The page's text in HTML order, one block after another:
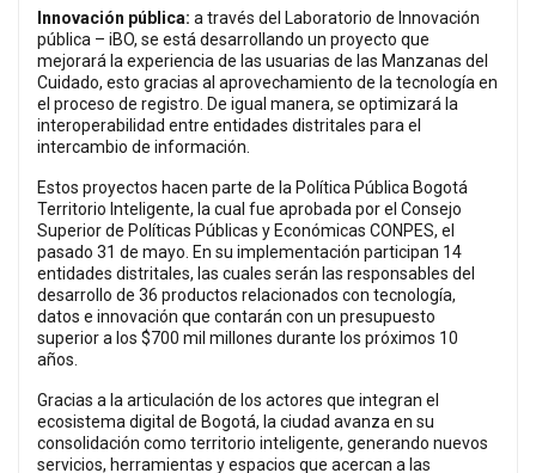
Innovación pública: a través del Laboratorio de Innovación
pública – iBO, se está desarrollando un proyecto que
mejorará la experiencia de las usuarias de las Manzanas del
Cuidado, esto gracias al aprovechamiento de la tecnología en
el proceso de registro. De igual manera, se optimizará la
interoperabilidad entre entidades distritales para el
intercambio de información.
Estos proyectos hacen parte de la Política Pública Bogotá
Territorio Inteligente, la cual fue aprobada por el Consejo
Superior de Políticas Públicas y Económicas CONPES, el
pasado 31 de mayo. En su implementación participan 14
entidades distritales, las cuales serán las responsables del
desarrollo de 36 productos relacionados con tecnología,
datos e innovación que contarán con un presupuesto
superior a los $700 mil millones durante los próximos 10
años.
Gracias a la articulación de los actores que integran el
ecosistema digital de Bogotá, la ciudad avanza en su
consolidación como territorio inteligente, generando nuevos
servicios, herramientas y espacios que acercan a las